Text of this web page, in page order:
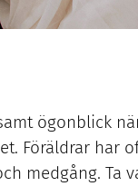
ögonblick
Föräldrar har
medgång. Ta